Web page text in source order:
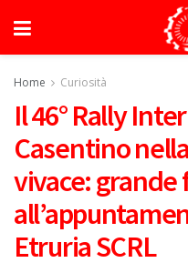
Home Curiosità
Il 46° Rally
Casentino
vivace:
Etruria SCRL